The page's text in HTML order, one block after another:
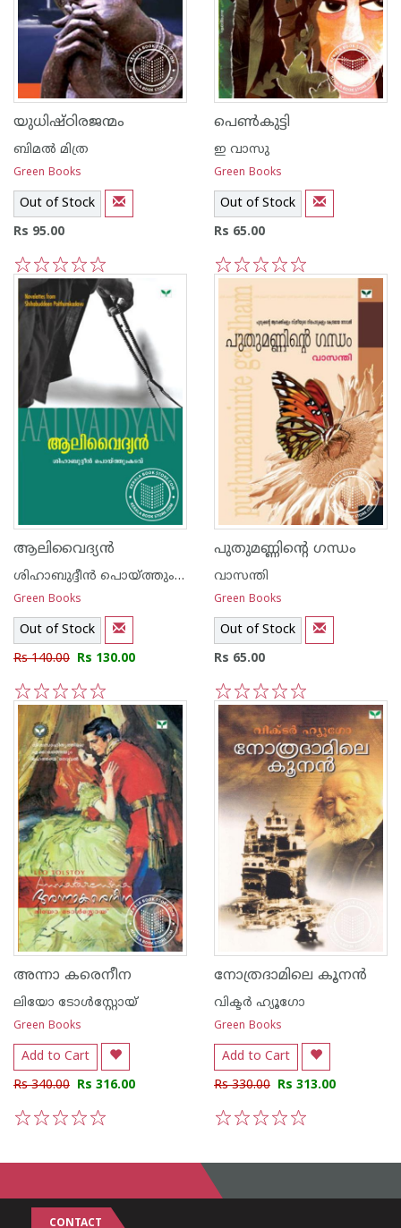
യുധിഷ്ഠിരജന്മം
ബിമല്‍ മിത്ര
Green Books
Out of Stock
Rs 95.00
5
4
3
2
1
പെണ്‍കുട്ടി
ഇ വാസു
Green Books
Out of Stock
Rs 65.00
5
4
3
2
1
ആലിവൈദ്യ‌ന്‍
ശിഹാബുദ്ദീന്‍ പൊയ്ത്തുംകടവ്
Green Books
Out of Stock
Rs 140.00 Rs 130.00
5
4
3
2
1
പുതുമണ്ണിന്റെ ഗന്ധം
വാസന്തി
Green Books
Out of Stock
Rs 65.00
5
4
3
2
1
അന്നാ കരെനീന
ലിയോ ടോള്‍സ്റ്റോയ്
Green Books
Add to Cart
Rs 340.00 Rs 316.00
നോത്രദാമിലെ കൂന‌ന്‍
വിക്ടര്‍ ഹ്യൂഗോ
Green Books
Add to Cart
Rs 330.00 Rs 313.00
CONTACT